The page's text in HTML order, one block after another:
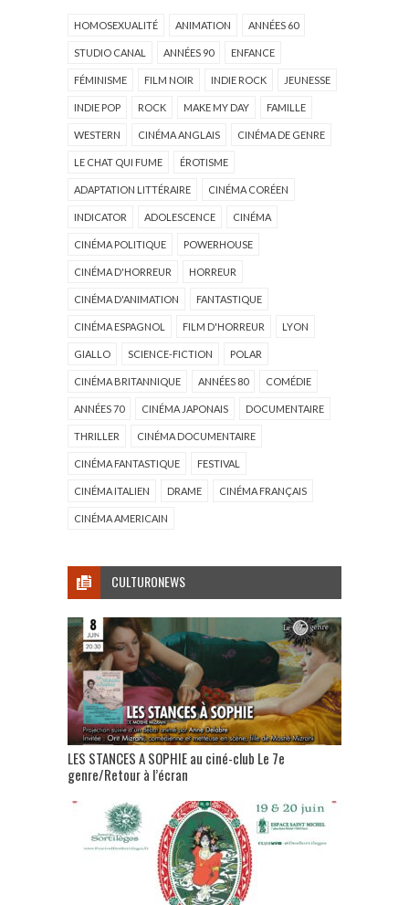
HOMOSEXUALITÉ ANIMATION ANNÉES 60
STUDIO CANAL ANNÉES 90 ENFANCE
FÉMINISME FILM NOIR INDIE ROCK JEUNESSE
INDIE POP ROCK MAKE MY DAY FAMILLE
WESTERN CINÉMA ANGLAIS CINÉMA DE GENRE
LE CHAT QUI FUME ÉROTISME
ADAPTATION LITTÉRAIRE CINÉMA CORÉEN
INDICATOR ADOLESCENCE CINÉMA
CINÉMA POLITIQUE POWERHOUSE
CINÉMA D'HORREUR HORREUR
CINÉMA D'ANIMATION FANTASTIQUE
CINÉMA ESPAGNOL FILM D'HORREUR LYON
GIALLO SCIENCE-FICTION POLAR
CINÉMA BRITANNIQUE ANNÉES 80 COMÉDIE
ANNÉES 70 CINÉMA JAPONAIS DOCUMENTAIRE
THRILLER CINÉMA DOCUMENTAIRE
CINÉMA FANTASTIQUE FESTIVAL
CINÉMA ITALIEN DRAME CINÉMA FRANÇAIS
CINÉMA AMERICAIN
CULTURONEWS
LES STANCES A SOPHIE au ciné-club Le 7e
genre/Retour à l’écran